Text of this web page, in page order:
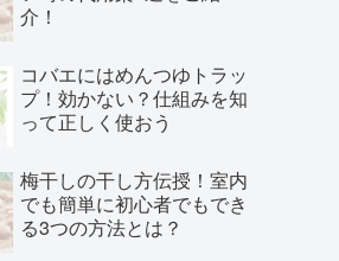
介！
コバエにはめんつゆトラッ
プ！効かない？仕組みを知
って正しく使おう
梅干しの干し方伝授！室内
でも簡単に初心者でもでき
る3つの方法とは？